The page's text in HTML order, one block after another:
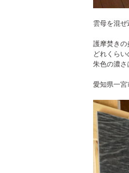
雲母を混ぜ
護摩焚きの
どれくら
朱色の濃さ
愛知県一宮